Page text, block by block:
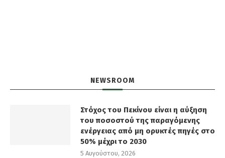
NEWSROOM
Στόχος του Πεκίνου είναι η αύξηση
του ποσοστού της παραγόμενης
ενέργειας από μη ορυκτές πηγές στο
50% μέχρι το 2030
5 Αυγούστου, 2026